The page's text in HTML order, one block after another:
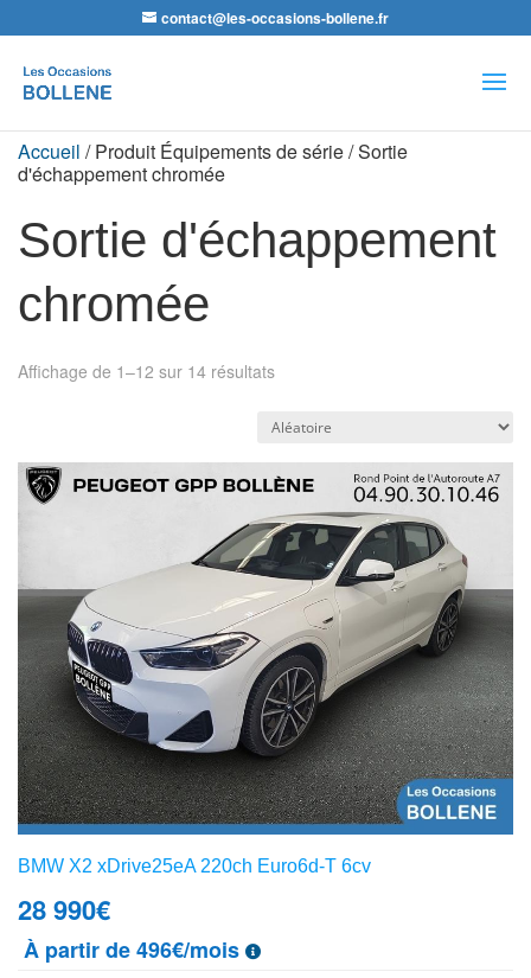
contact@les-occasions-bollene.fr
de
produits
Accueil / Produit Équipements de série / Sortie
d'échappement chromée
Sortie d'échappement
chromée
Affichage de 1–12 sur 14 résultats
BMW X2 xDrive25eA 220ch Euro6d-T 6cv
28 990€
À partir de 496€/mois